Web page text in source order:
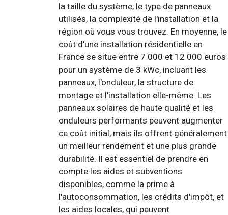
la taille du système, le type de panneaux
utilisés, la complexité de l'installation et la
région où vous vous trouvez. En moyenne, le
coût d'une installation résidentielle en
France se situe entre 7 000 et 12 000 euros
pour un système de 3 kWc, incluant les
panneaux, l'onduleur, la structure de
montage et l'installation elle-même. Les
panneaux solaires de haute qualité et les
onduleurs performants peuvent augmenter
ce coût initial, mais ils offrent généralement
un meilleur rendement et une plus grande
durabilité. Il est essentiel de prendre en
compte les aides et subventions
disponibles, comme la prime à
l'autoconsommation, les crédits d'impôt, et
les aides locales, qui peuvent